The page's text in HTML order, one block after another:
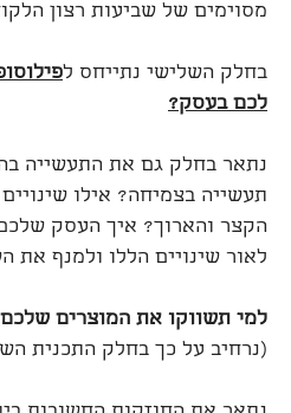
מסוימים של שביעות רצון
בחלק השלישי נתייחס ל
לכם בעסק?
נתאר בחלק גם את התעשייה
תעשייה בצמיחה? אילו
הקצר והארוך? איך העסק
לאור שינויים הללו ולמנף את
למי תשווקו את המוצרים שלכם
(נרחיב על כך בחלק התכנית